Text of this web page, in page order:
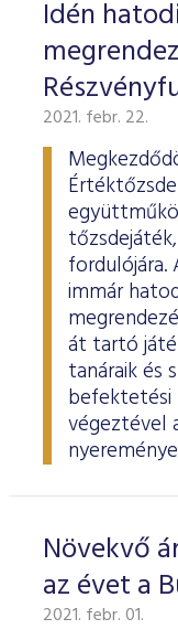
ESG
Idén
2021. febr. 22.
fordulójára.
immár
át tartó
tanáraik és
befektetési
végeztével
Növekvő
az évet a
2021. febr. 01.